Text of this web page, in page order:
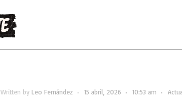
Written by Leo Fernández • 15 abril, 2026 • 10:53 am •